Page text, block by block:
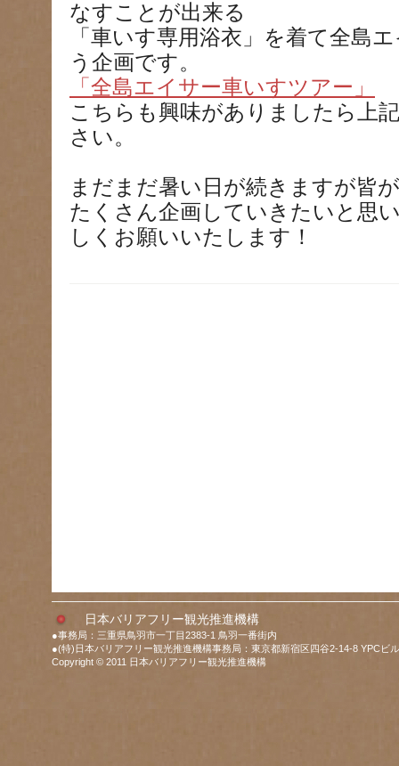
なすことが出来る
「車いす専用浴衣」を着て全島
う企画です。
「全島エイサー車いすツアー」
こちらも興味がありましたら上
さい。
まだまだ暑い日が続きますが皆
たくさん企画していきたいと思
しくお願いいたします！
日本バリアフリー観光推進機構
●事務局：三重県鳥羽市一丁目2383-1 鳥羽一番街内
●(特)日本バリアフリー観光推進機構事務局：東京都新宿区四谷2-14-8 YPCビ
Copyright © 2011 日本バリアフリー観光推進機構